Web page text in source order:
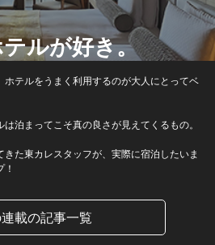
ルが好き。
テルをうまく利用するのが大人にとってベ
泊まってこそ真の良さが見えてくるもの。
た東カレスタッフが、実際に宿泊したいま
載の記事一覧